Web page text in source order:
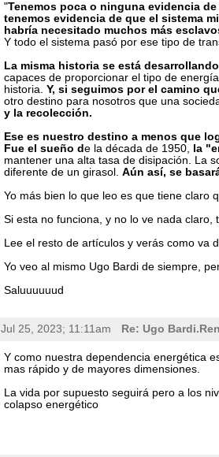
"Tenemos poca o ninguna evidencia
tenemos evidencia de que el sistema
habría necesitado muchos más
Y todo el sistema pasó por ese tipo de
La misma historia se está
capaces de proporcionar el tipo de
historia.Y, si seguimos por el camino
otro destino para nosotros que una
y la recolección.
Ese es nuestro destino a menos que
Fue el sueño de la década de 1950, la
mantener una alta tasa de disipación. La
diferente de un girasol.Aún así, se
Yo más bien lo que leo es que tiene claro
Si esta no funciona, y no lo ve nada
Lee el resto de artículos y verás como va
Yo veo al mismo Ugo Bardi de siempre,
Saluuuuuud
Jul 25, 2023; 11:11am Re: Ugo
Y como nuestra dependencia energética
mas rápido y de mayores dimensiones.
La vida por supuesto seguirá pero a los
colapso energético